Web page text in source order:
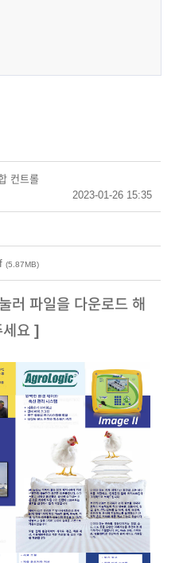
컨트롤
2023-01-26 15:35
(5.87MB)
러 파일을 다운로드 해
세요 ]